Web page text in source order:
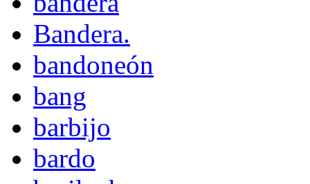
Bandera.
bandoneón
bang
barbijo
bardo